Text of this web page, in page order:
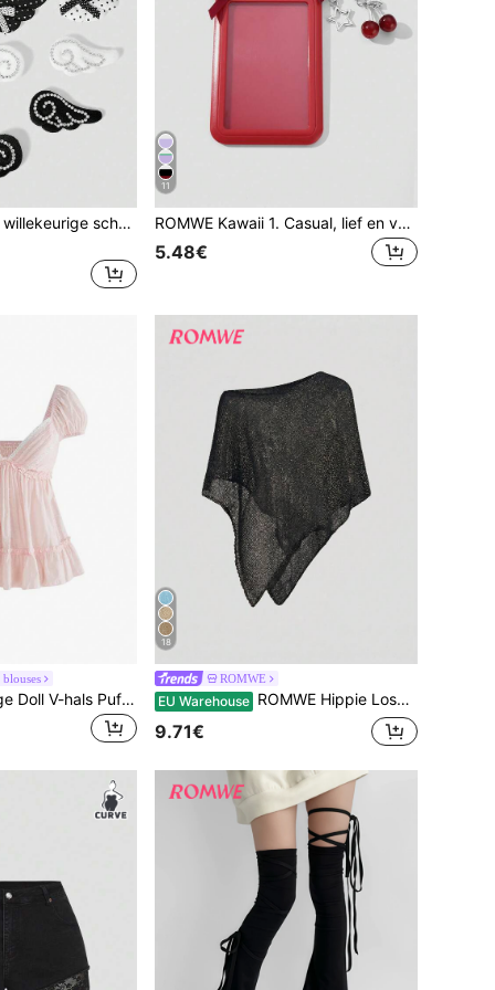
ROMWE 14 stuks willekeurige schattige haarclips voor volwassenen met zwart-witte stippen, vleugelstrik, kattenpoot en piano, haaraccessoires met strass
11
ROMWE Kawaii 1. Casual, lief en veelzijdig, verfijnd meisje, collegestijl, zilveren glanzende strassvleugels, kleine hoorntjes, liefde, holle sterren, rode harskralen, driedimensionale simulatie, doorschijnend kersenweb, strik, harige bal, acryl schuifhoes, campuspas, ID-kaarthoes, werkpashoes, sterrenkaarthoes, OV-kaarthoes, DIY sleutelhanger, tashanger, geschikt voor kantoorpersoneel, studenten, feestgangers en dames, dagelijks gebruik, vakantiecadeaus
5.48€
Sweetness Vintage Doll V-hals Puffmouw Zoet Casual Zomer Vakantie Dameshemd
18
ROMWE
EU Warehouse ROMWE Hippie Losse, open gebreide blouse voor dames, ideaal voor een strandvakantie.
9.71€